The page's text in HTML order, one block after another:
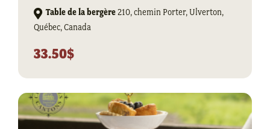
Table de la bergère210, chemin Porter, Ulverton,
Québec, Canada
33.50$